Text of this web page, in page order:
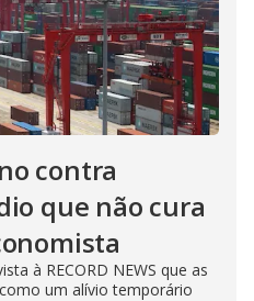
contra
que não cura
à RECORD NEWS que as
um alívio temporário